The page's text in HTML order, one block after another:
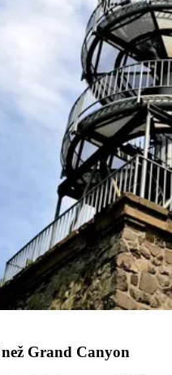
Grand Canyon